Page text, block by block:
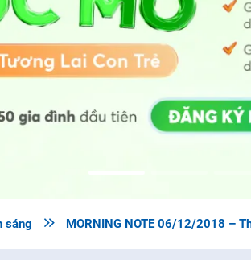
sáng  MORNING NOTE 06/12/2018 –